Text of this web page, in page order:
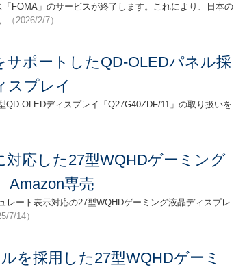
FOMA」のサービスが終了します。これにより、日本の
（2026/2/7）
サポートしたQD-OLEDパネル採
スプレイ
OLEDディスプレイ「Q27G40ZDF/11」の取り扱いを
対応した27型WQHDゲーミング
専売
レート表示対応の27型WQHDゲーミング液晶ディスプレ
7/14）
を採用した27型WQHDゲーミ